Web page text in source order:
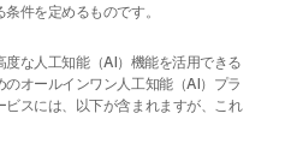
件を定めるものです。
な人工知能（AI）機能を活用できる
オールインワン人工知能（AI）プラ
スには、以下が含まれますが、これ